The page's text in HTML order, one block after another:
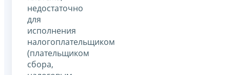
недостаточно
для
исполнения
налогоплательщиком
(плательщиком
сбора,